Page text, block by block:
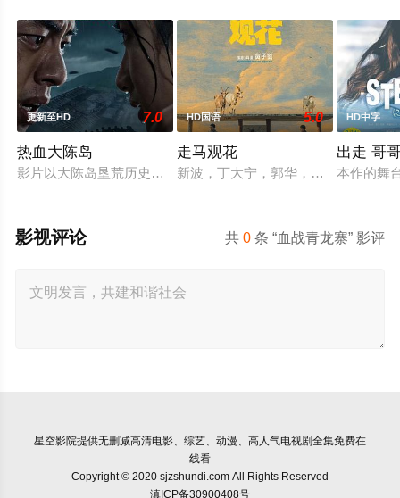
更新至HD 7.0
热血大陈岛
影片以大陈岛垦荒历史为创作底色，在尊重历史真实性的前提下
HD国语 5.0
走马观花
新波，丁大宁，郭华，程一木他们毕
HD中字
出走 哥
本作的舞
共0 条 “血战青龙寨” 影评
影视评论
星空影院提供无删减高清电影、综艺、动漫、高人气电视剧全集免费在
线看
Copyright © 2020 sjzshundi.com All Rights Reserved
滇ICP备30900408号